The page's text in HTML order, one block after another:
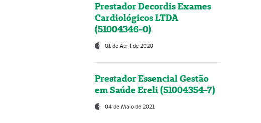
Prestador Decordis Exames
Cardiológicos LTDA
(51004346-0)
01 de Abril de 2020
Prestador Essencial Gestão
em Saúde Ereli (51004354-7)
04 de Maio de 2021